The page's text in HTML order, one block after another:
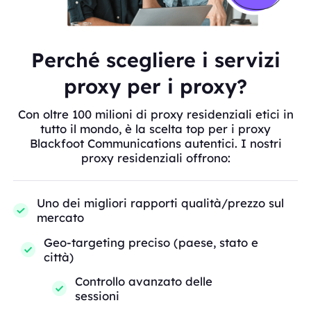
Perché scegliere i servizi
proxy per i proxy?
Con oltre 100 milioni di proxy residenziali etici in
tutto il mondo, è la scelta top per i proxy
Blackfoot Communications autentici. I nostri
proxy residenziali offrono:
Uno dei migliori rapporti qualità/prezzo sul
mercato
Geo-targeting preciso (paese, stato e
città)
Controllo avanzato delle
sessioni